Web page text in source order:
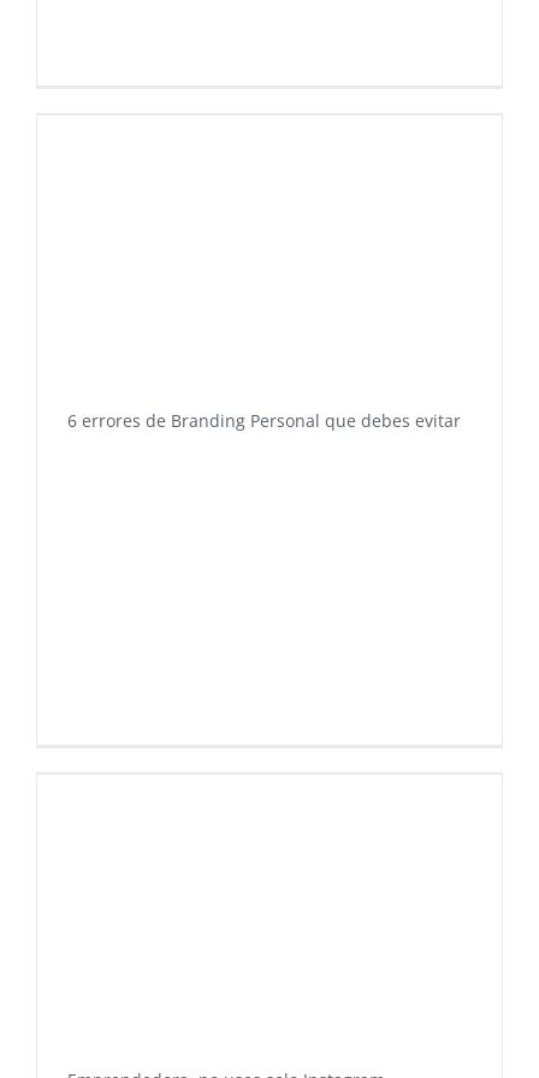
6 errores de Branding Personal que debes evitar